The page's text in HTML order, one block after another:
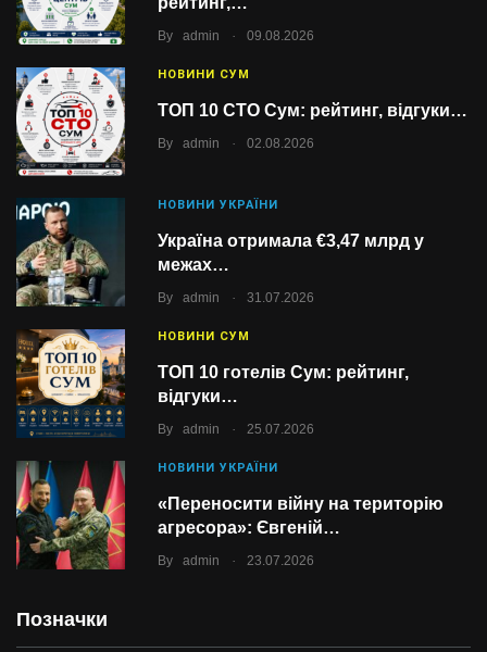
By admin . 09.08.2026
НОВИНИ СУМ
ТОП 10 СТО Сум: рейтинг, відгуки…
By admin . 02.08.2026
НОВИНИ УКРАЇНИ
Україна отримала €3,47 млрд у
межах…
By admin . 31.07.2026
НОВИНИ СУМ
ТОП 10 готелів Сум: рейтинг,
відгуки…
By admin . 25.07.2026
НОВИНИ УКРАЇНИ
«Переносити війну на територію
агресора»: Євгеній…
By admin . 23.07.2026
Позначки